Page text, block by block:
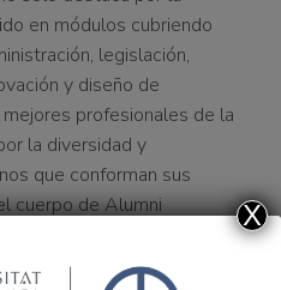
en módulos cubriendo
legislación,
y diseño de
profesionales de la
la diversidad y
que conforman sus
cuerpo de Alumni
Este factor internacional
X